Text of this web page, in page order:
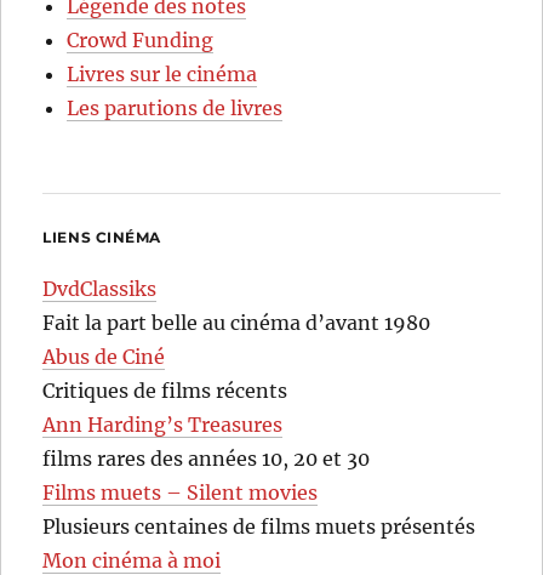
Légende des notes
Crowd Funding
Livres sur le cinéma
Les parutions de livres
LIENS CINÉMA
DvdClassiks
Fait la part belle au cinéma d’avant 1980
Abus de Ciné
Critiques de films récents
Ann Harding’s Treasures
films rares des années 10, 20 et 30
Films muets – Silent movies
Plusieurs centaines de films muets présentés
Mon cinéma à moi